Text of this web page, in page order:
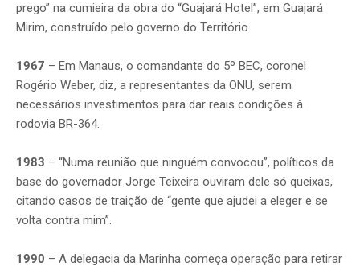
prego” na cumieira da obra do “Guajará Hotel”, em Guajará
Mirim, construído pelo governo do Território.
1967 – Em Manaus, o comandante do 5º BEC, coronel
Rogério Weber, diz, a representantes da ONU, serem
necessários investimentos para dar reais condições à
rodovia BR-364.
1983 – “Numa reunião que ninguém convocou”, políticos da
base do governador Jorge Teixeira ouviram dele só queixas,
citando casos de traição de “gente que ajudei a eleger e se
volta contra mim”.
1990 – A delegacia da Marinha começa operação para retirar